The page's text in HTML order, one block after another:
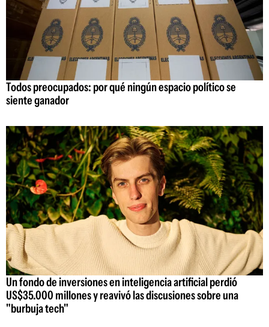
Todos preocupados: por qué ningún espacio político se
siente ganador
Un fondo de inversiones en inteligencia artificial perdió
US$35.000 millones y reavivó las discusiones sobre una
"burbuja tech"